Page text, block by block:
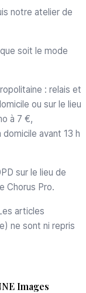
notre atelier de
soit le mode
: relais et
ou sur le lieu
à 7 €,
avant 13 h
sur le lieu de
Chorus Pro.
articles
ne sont ni repris
Images